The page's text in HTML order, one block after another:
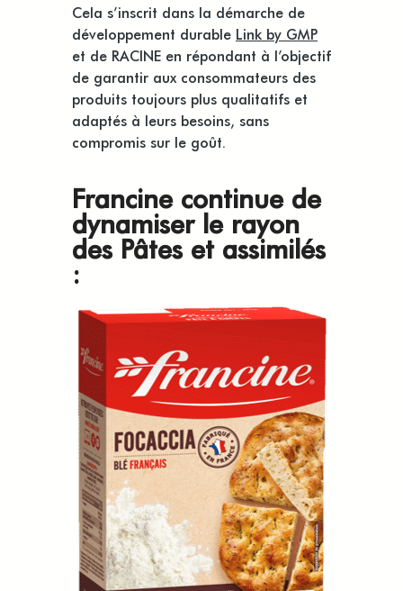
Cela s’inscrit dans la démarche de
développement durable Link by GMP
et de RACINE en répondant à l’objectif
de garantir aux consommateurs des
produits toujours plus qualitatifs et
adaptés à leurs besoins, sans
compromis sur le goût.
Francine continue de
dynamiser le rayon
des Pâtes et assimilés
: